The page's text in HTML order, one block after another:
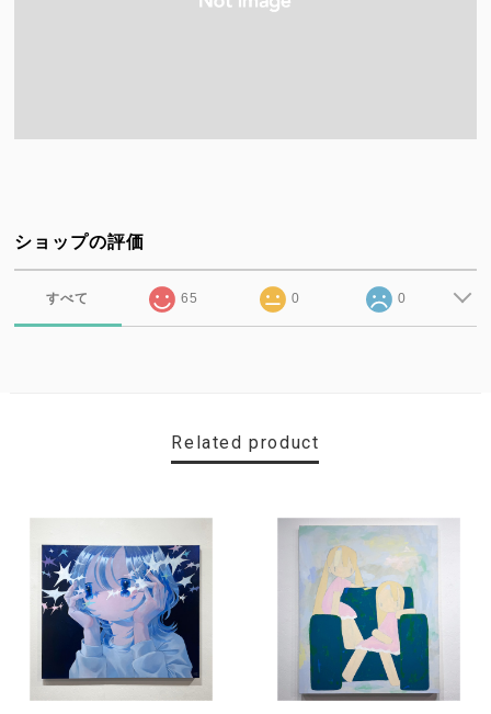
ショップの評価
すべて 65 0 0
Related product